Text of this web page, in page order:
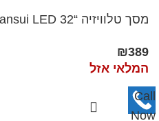
מסך טלוויזיה “Sansui LED 32 סאנסוי דגם 4532-SAN
₪389
המלאי אזל
Call
Now